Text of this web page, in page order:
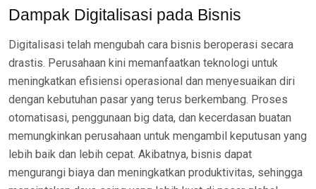
Dampak Digitalisasi pada Bisnis
Digitalisasi telah mengubah cara bisnis beroperasi secara
drastis. Perusahaan kini memanfaatkan teknologi untuk
meningkatkan efisiensi operasional dan menyesuaikan diri
dengan kebutuhan pasar yang terus berkembang. Proses
otomatisasi, penggunaan big data, dan kecerdasan buatan
memungkinkan perusahaan untuk mengambil keputusan yang
lebih baik dan lebih cepat. Akibatnya, bisnis dapat
mengurangi biaya dan meningkatkan produktivitas, sehingga